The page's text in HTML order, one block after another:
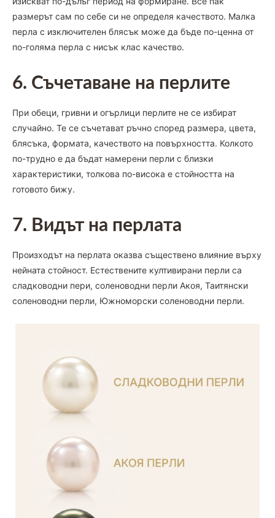
размерът сам по себе си не определя качеството. Малка
перла с изключителен блясък може да бъде по-ценна от
по-голяма перла с нисък клас качество.
6. Съчетаване на перлите
При обеци, гривни и огърлици перлите не се избират
случайно. Те се съчетават ръчно според размера, цвета,
блясъка, формата, качеството на повърхността. Колкото
по-трудно е да бъдат намерени перли с близки
характеристики, толкова по-висока е стойността на
готовото бижу.
7. Видът на перлата
Произходът на перлата оказва съществено влияние върху
нейната стойност. Естествените култивирани перли са
сладководни пери, соленоводни перли Акоя, Таитянски
соленоводни перли, Южноморски соленоводни перли.